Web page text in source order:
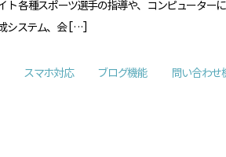
各種スポーツ選手の指導や、コンピューター
システム、会 […]
スマホ対応 ブログ機能 問い合わせ